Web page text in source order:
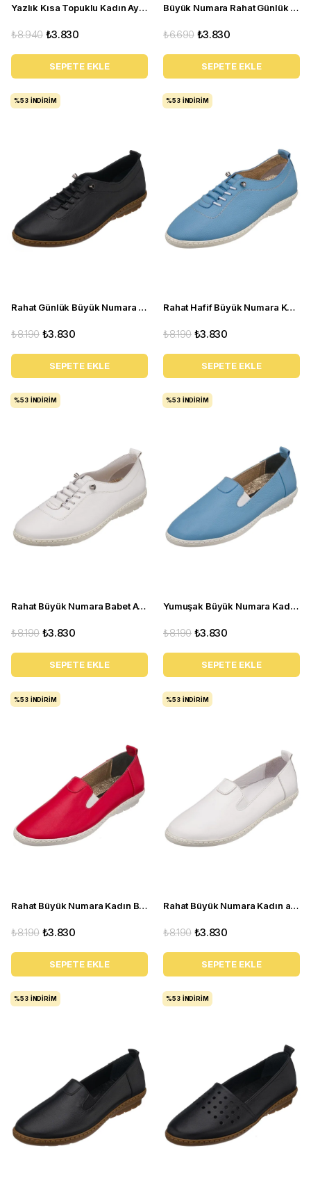
Yazlık Kısa Topuklu Kadın Ayakkabı LTF00141 Siyah
₺3.830
₺8.940
SEPETE EKLE
Büyük Numara Rahat Günlük Kadın Ayakkabı PR 5511 Kırmızı
₺3.830
₺6.690
SEPETE EKLE
Rahat Günlük Büyük Numara Kadın Ayakkabı PR 5511 Siyah
₺3.830
₺8.190
SEPETE EKLE
%53 İNDIRIM
Rahat Hafif Büyük Numara Kadın Babet Ayakkabı Pr 5511 Mavi
₺3.830
₺8.190
SEPETE EKLE
%53 İNDIRIM
Rahat Büyük Numara Babet Ayakkabı Pr 5511 Beyaz
₺3.830
₺8.190
SEPETE EKLE
%53 İNDIRIM
Yumuşak Büyük Numara Kadın Babet Ayakkabı PR 4411 mavi
₺3.830
₺8.190
SEPETE EKLE
%53 İNDIRIM
Rahat Büyük Numara Kadın Babet Ayakkabı PR 4411 Kırmızı
₺3.830
₺8.190
SEPETE EKLE
%53 İNDIRIM
Rahat Büyük Numara Kadın ayakkabı Babet PR 4411 beyaz
₺3.830
₺8.190
SEPETE EKLE
%53 İNDIRIM
%53 İNDIRIM %53 İNDIRIM